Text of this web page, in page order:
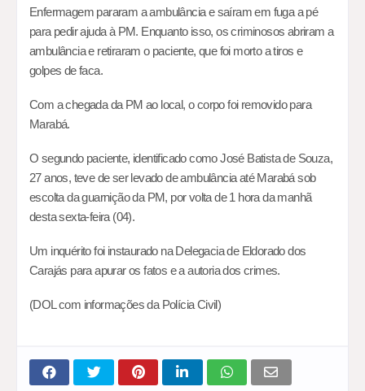
Enfermagem pararam a ambulância e saíram em fuga a pé
para pedir ajuda à PM. Enquanto isso, os criminosos abriram a
ambulância e retiraram o paciente, que foi morto a tiros e
golpes de faca.
Com a chegada da PM ao local, o corpo foi removido para
Marabá.
O segundo paciente, identificado como José Batista de Souza,
27 anos, teve de ser levado de ambulância até Marabá sob
escolta da guarnição da PM, por volta de 1 hora da manhã
desta sexta-feira (04).
Um inquérito foi instaurado na Delegacia de Eldorado dos
Carajás para apurar os fatos e a autoria dos crimes.
(DOL com informações da Polícia Civil)